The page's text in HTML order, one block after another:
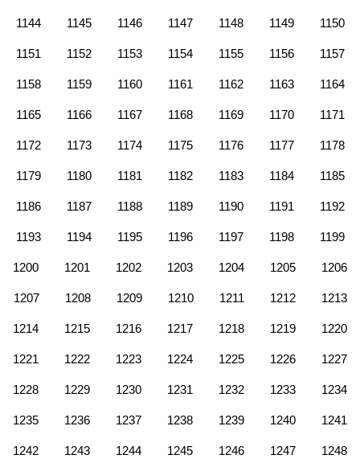
1144 1145 1146 1147 1148 1149 1150
1151 1152 1153 1154 1155 1156 1157
1158 1159 1160 1161 1162 1163 1164
1165 1166 1167 1168 1169 1170 1171
1172 1173 1174 1175 1176 1177 1178
1179 1180 1181 1182 1183 1184 1185
1186 1187 1188 1189 1190 1191 1192
1193 1194 1195 1196 1197 1198 1199
1200 1201 1202 1203 1204 1205 1206
1207 1208 1209 1210 1211 1212 1213
1214 1215 1216 1217 1218 1219 1220
1221 1222 1223 1224 1225 1226 1227
1228 1229 1230 1231 1232 1233 1234
1235 1236 1237 1238 1239 1240 1241
1242 1243 1244 1245 1246 1247 1248